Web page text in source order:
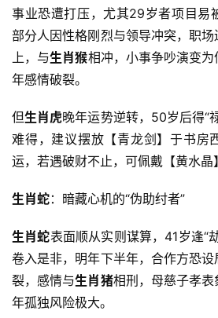
事业恐遭打压，尤其29岁者项目易
部分人因性格刚烈与领导冲突，职
上，与生肖猴相冲，小事争吵演变
年感情破裂。
但生肖虎晚年运势逆转，50岁后得“
难得，建议摆放【青龙剑】于书房
运，若遇破财不止，可佩戴【黄水晶
生肖蛇：暗藏心机的“伪助纣者”
生肖蛇表面顺从实则谋算，41岁逢“
卷入是非，明年下半年，合作方恐
裂，感情与生肖猪相刑，母慈子孝
年孤独风险极大。